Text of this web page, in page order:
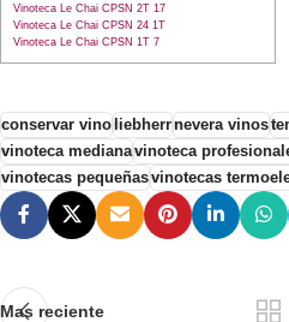
Vinoteca Le Chai CPSN 2T 17
Vinoteca Le Chai CPSN 24 1T
Vinoteca Le Chai CPSN 1T 7
conservar vinoliebherrnevera vinos
vinoteca medianavinoteca
vinotecas pequeñasvinotecas
Mas reciente